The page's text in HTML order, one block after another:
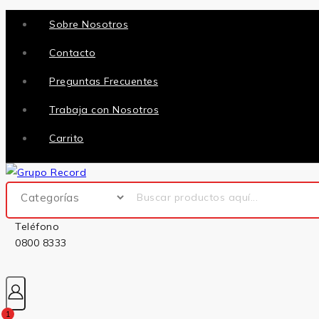
Sobre Nosotros
Contacto
Preguntas Frecuentes
Trabaja con Nosotros
Carrito
Teléfono
0800 8333
1